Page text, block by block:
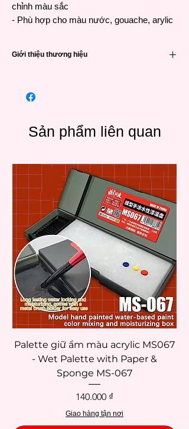
chỉnh màu sắc
- Phù hợp cho màu nước, gouache, arylic
Giới thiệu thương hiệu
cung cấp họa phẩm và giá vẽ chất lượng
nghiệp dư đến chuyên nghiệp.
Sản phẩm liên quan
Palette giữ ẩm màu acrylic MS067
- Wet Palette with Paper &
Sponge MS-067
Giá
140.000 ₫
Giao hàng tận nơi